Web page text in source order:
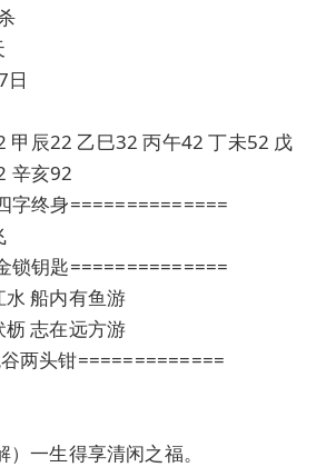
日
甲辰22 乙巳32 丙午42 丁未52 戊
辛亥92
字终身==============
锁钥匙==============
船内有鱼游
志在远方游
两头钳=============
一生得享清闲之福。